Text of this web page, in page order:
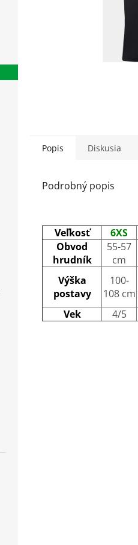
Popis Diskusia
Podrobný popis
Veľkosť
6XS
Obvod
hrudník
55-57
cm
Výška
postavy
100-
108 cm
Vek 4/5